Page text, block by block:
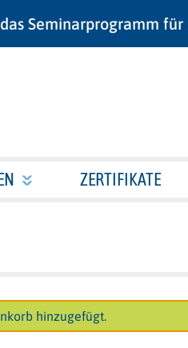
Seminarprogramm
ZERTIFIKATE
hinzugefügt.